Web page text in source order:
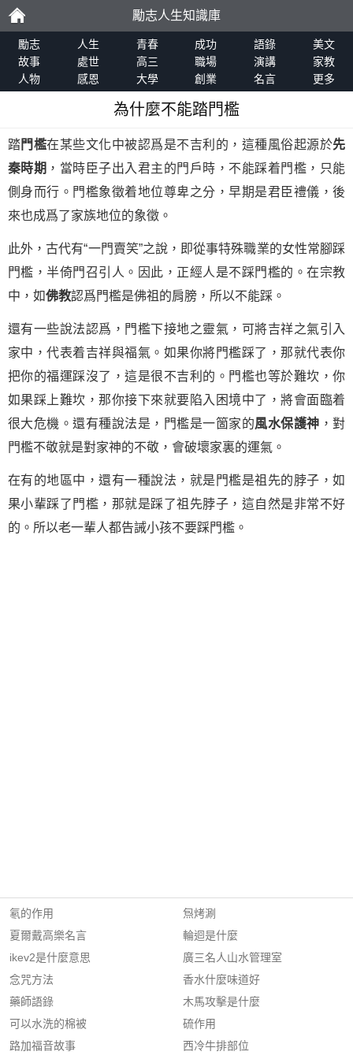
勵
志
勵志人生知識庫
勵志 人生 青春 成功 語錄
美文
故事
處世 高三 職場 演講
家教
人物
感恩 大學 創業 名言 更多
為什麼不能踏門檻
踏門檻在某些文化中被認爲是不吉利的，這種風俗起源於先
秦時期 ，當時臣子出入君主的門戶時，不能踩着門檻，只能
側身而行。門檻象徵着地位尊卑之分，早期是君臣禮儀，後
來也成爲了家族地位的象徵。
此外，古代有“一門賣笑”之說，即從事特殊職業的女性常腳踩
門檻，半倚門召引人。因此，正經人是不踩門檻的。在宗教
中，如佛教認爲門檻是佛祖的肩膀，所以不能踩。
還有一些說法認爲，門檻下接地之靈氣，可將吉祥之氣引入
家中，代表着吉祥與福氣。如果你將門檻踩了，那就代表你
把你的福運踩沒了，這是很不吉利的。門檻也等於難坎，你
如果踩上難坎，那你接下來就要陷入困境中了，將會面臨着
很大危機。還有種說法是，門檻是一箇家的風水保護神 ，對
門檻不敬就是對家神的不敬，會破壞家裏的運氣。
在有的地區中，還有一種說法，就是門檻是祖先的脖子，如
果小輩踩了門檻，那就是踩了祖先脖子，這自然是非常不好
的。所以老一輩人都告誡小孩不要踩門檻。
氡的作用
夏爾戴高樂名言
ikev2是什麼意思
念咒方法
藥師語錄
可以水洗的棉被
路加福音故事
炰烤涮
輪迴是什麼
廣三名人山水管理室
香水什麼味道好
木馬攻擊是什麼
硫作用
西冷牛排部位